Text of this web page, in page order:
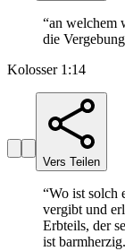
“an welchem
die
Kolosser 1:14
Vers Teilen
“Wo ist solch
vergibt und
Erbteils, der
ist barmherzig.